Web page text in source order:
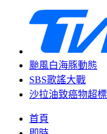
颱風白海豚動態
SBS歌謠大戰
沙拉油致癌物超標
首頁